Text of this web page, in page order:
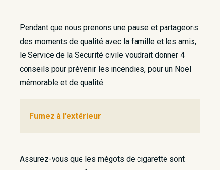
Pendant que nous prenons une pause et partageons
des moments de qualité avec la famille et les amis,
le Service de la Sécurité civile voudrait donner 4
conseils pour prévenir les incendies, pour un Noël
mémorable et de qualité.
Fumez à l’extérieur
Assurez-vous que les mégots de cigarette sont